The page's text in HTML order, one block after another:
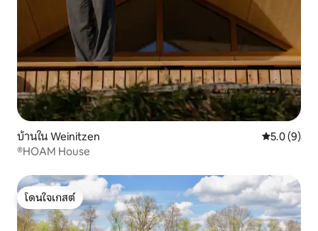
บ้านใน Weinitzen คะแนนเฉลี่
5.0 (9)
®HOAM House
โดนใจเกสต์
โดนใจเกสต์